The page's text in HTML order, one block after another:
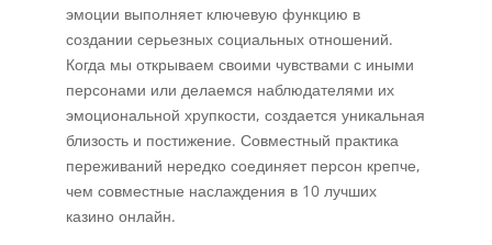
эмоции выполняет ключевую функцию в
создании серьезных социальных отношений.
Когда мы открываем своими чувствами с иными
персонами или делаемся наблюдателями их
эмоциональной хрупкости, создается уникальная
близость и постижение. Совместный практика
переживаний нередко соединяет персон крепче,
чем совместные наслаждения в 10 лучших
казино онлайн.